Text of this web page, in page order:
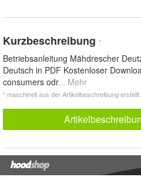
Kurzbeschreibung *
Betriebsanleitung Mähdrescher
Deutsch in PDF Kostenloser
consumers odr... Mehr
* maschinell aus der Artikelbeschreibung erstellt